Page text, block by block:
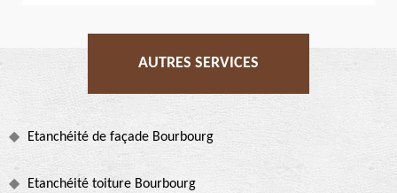
AUTRES SERVICES
Etanchéité de façade Bourbourg
Etanchéité toiture Bourbourg